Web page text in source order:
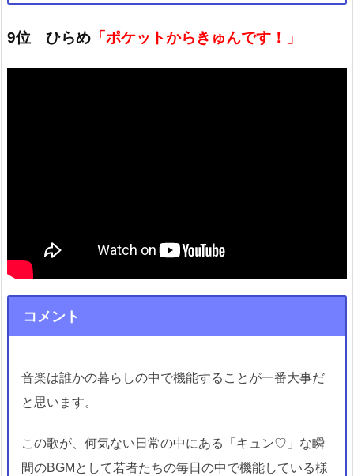
9位 ひらめ 「ポケットからきゅんです！」
コメント
音楽は誰かの暮らしの中で機能することが一番大事だ
と思います。
この歌が、何気ない日常の中にある「キュン♡」な瞬
間のBGMとして若者たちの毎日の中で機能している様